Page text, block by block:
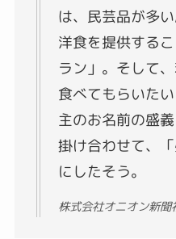
は、民芸品が多
洋食を提供する
ラン」。そして
食べてもらいた
主のお名前の盛
掛け合わせて、
にしたそう。
株式会社オニオン新聞